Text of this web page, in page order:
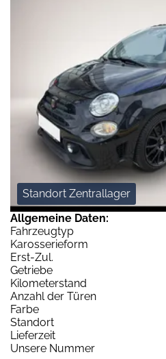
Standort Zentrallager
Allgemeine Daten:
Fahrzeugtyp
Karosserieform
Erst-Zul.
Getriebe
Kilometerstand
Anzahl der Türen
Farbe
Standort
Lieferzeit
Unsere Nummer